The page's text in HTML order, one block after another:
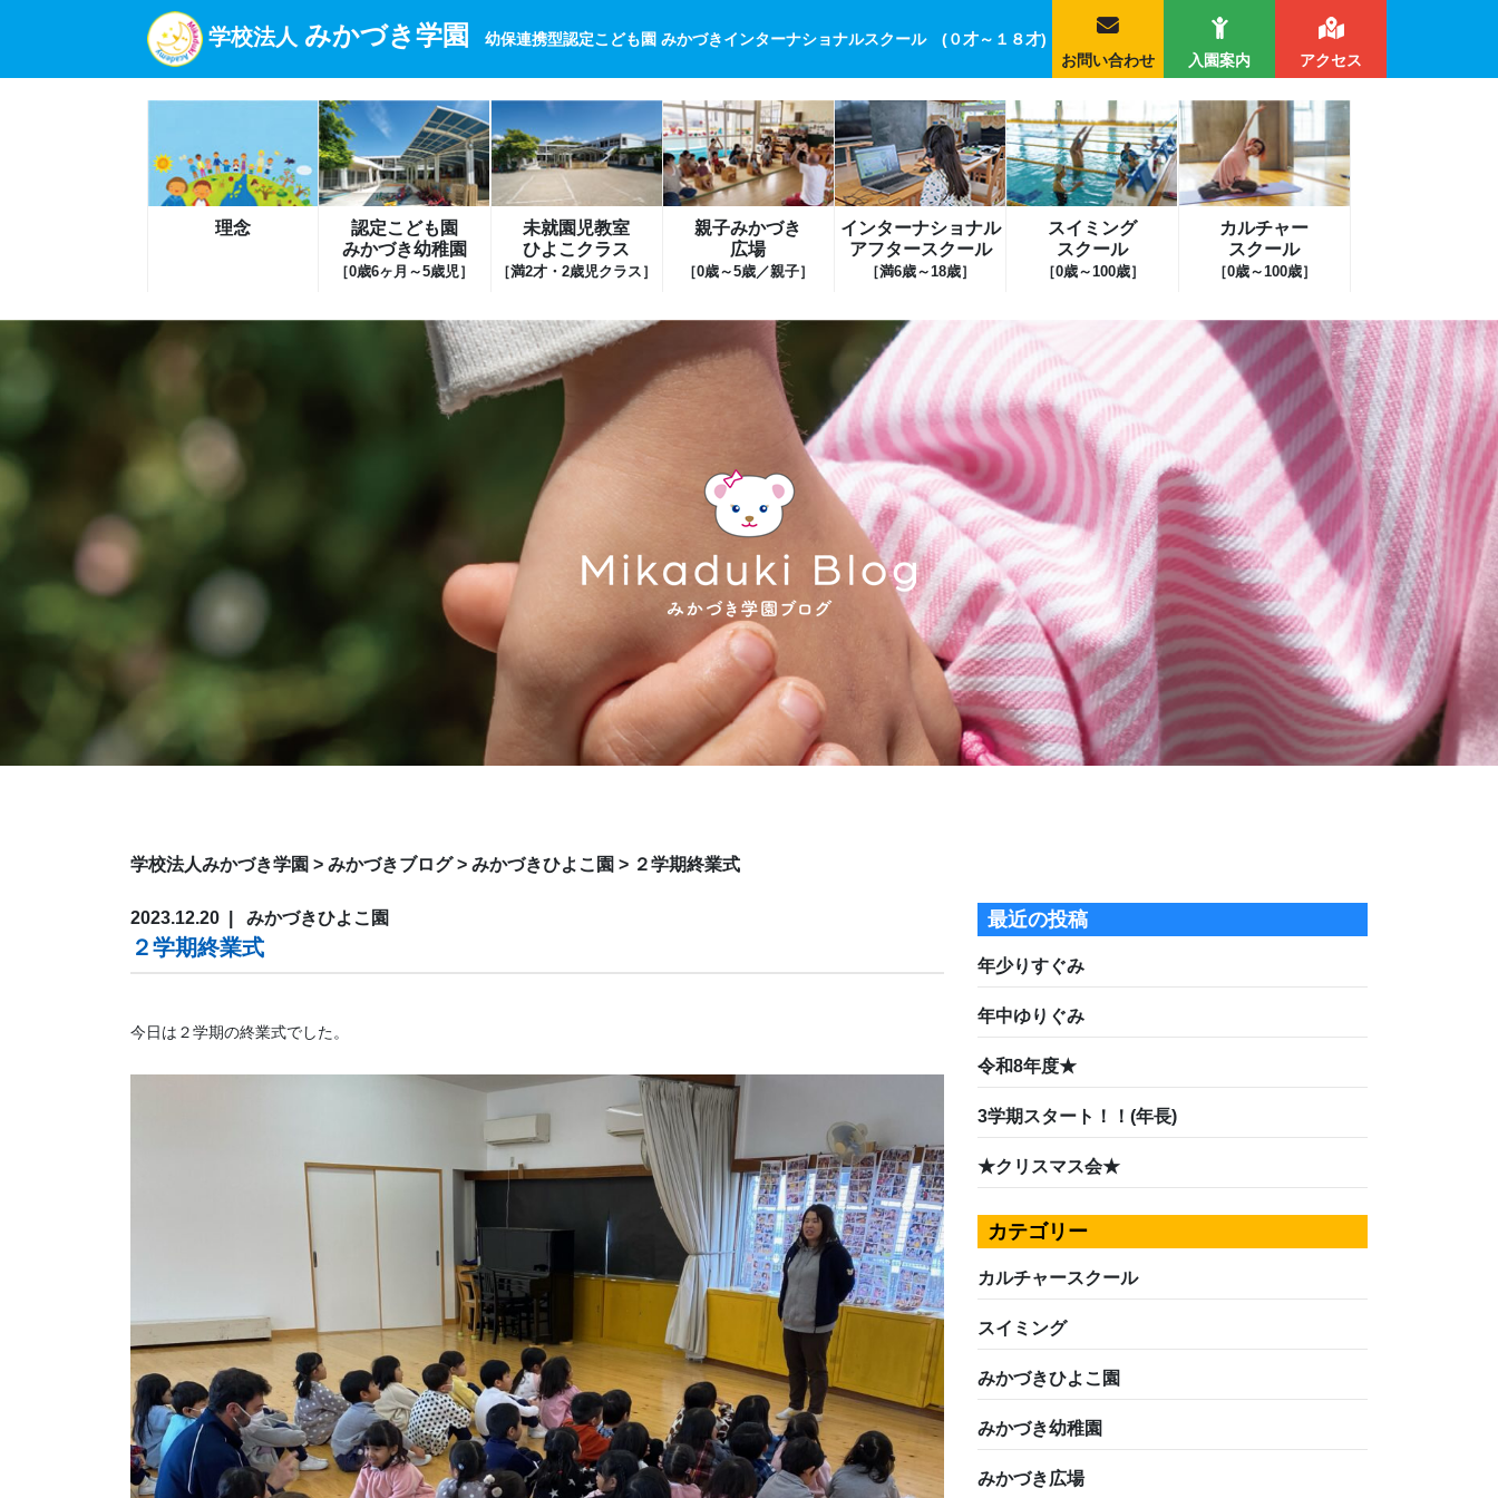
学校法人 みかづき学園
幼保連携型認定こども園 みかづきインターナショナルスクール (０才～１８才)
お問い合わせ
入園案内 アクセス
理念
認定こども園
みかづき幼稚園
［0歳6ヶ月～5歳児］
未就園児教室
ひよこクラス
［満2才・2歳児クラス］
親子みかづき
広場
［0歳～5歳／親子］
インターナショナル
アフタースクール
［満6歳～18歳］
スイミング
スクール
［0歳～100歳］
カルチャー
スクール
［0歳～100歳］
学校法人みかづき学園 > みかづきブログ> みかづきひよこ園 > ２学期終業式
2023.12.20 みかづきひよこ園
２学期終業式
今日は２学期の終業式でした。
最近の投稿
年少りすぐみ
年中ゆりぐみ
令和8年度★
3学期スタート！！(年長)
★クリスマス会★
カテゴリー
カルチャースクール
スイミング
みかづきひよこ園
みかづき幼稚園
みかづき広場